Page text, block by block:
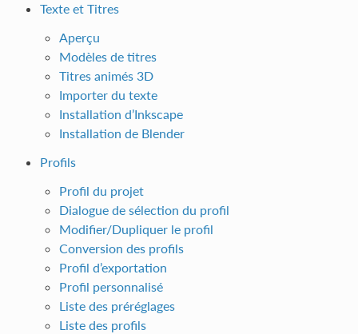
Texte et Titres
Aperçu
Modèles de titres
Titres animés 3D
Importer du texte
Installation d’Inkscape
Installation de Blender
Profils
Profil du projet
Dialogue de sélection du profil
Modifier/Dupliquer le profil
Conversion des profils
Profil d’exportation
Profil personnalisé
Liste des préréglages
Liste des profils